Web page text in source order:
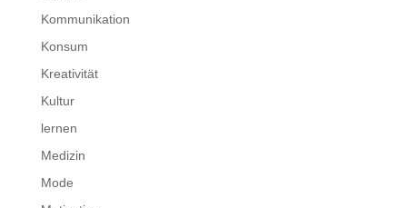
Kommunikation
Konsum
Kreativität
Kultur
lernen
Medizin
Mode